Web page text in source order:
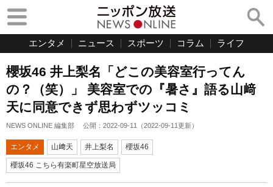
エンタメ ニュース スポーツ コラム ライフ
櫻坂46 井上梨名「どこの美容室行ってん
の？（笑）」 美容室での『暑さ』語る山﨑
天に同意できず思わずツッコミ
NEWS ONLINE 編集部 公開： 2022-09-11 （2022-09-11更新）
エンタメ 山﨑天 井上梨名 櫻坂46
櫻坂46 こちら有楽町星空放送局